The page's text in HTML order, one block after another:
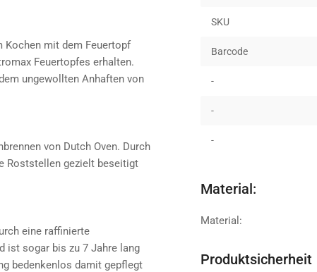
SKU
Barcode
-
-
-
Material:
Material:
Produktsicherheit
Kochen mit dem Feuertopf
Feuertopfes erhalten.
ungewollten Anhaften von
von Dutch Oven. Durch
Roststellen gezielt beseitigt
eine raffinierte
ist sogar bis zu 7 Jahre lang
bedenkenlos damit gepflegt